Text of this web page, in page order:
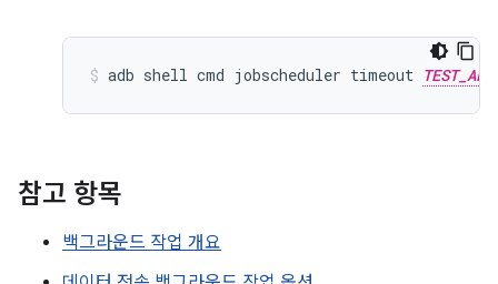
adb shell cmd jobscheduler timeout
참고 항목
백그라운드 작업 개요